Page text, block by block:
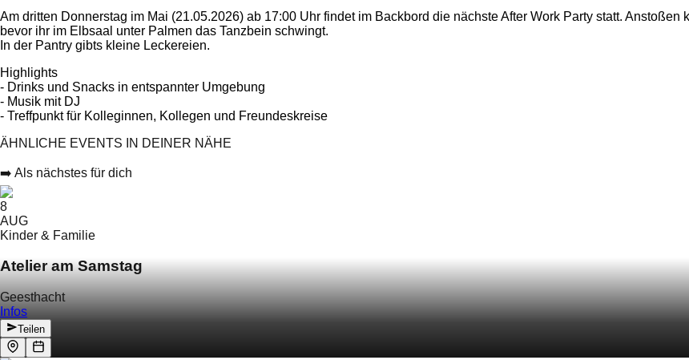
Am dritten Donnerstag im Mai (21.05.2026) ab 17:00 Uhr findet im Backbord die nächste After Work Party statt.
bevor ihr im Elbsaal unter Palmen das Tanzbein schwingt.
In der Pantry gibts kleine Leckereien.
Highlights
- Drinks und Snacks in entspannter Umgebung
- Musik mit DJ
- Treffpunkt für Kolleginnen, Kollegen und Freundeskreise
ÄHNLICHE EVENTS IN DEINER NÄHE
➡️ Als nächstes für dich
8
AUG
Kinder & Familie
Atelier am Samstag
Geesthacht
Infos
Teilen